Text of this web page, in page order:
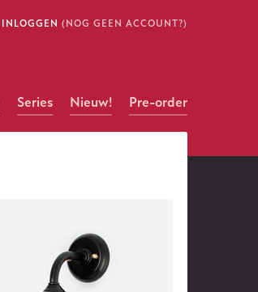
INLOGGEN (NOG GEEN ACCOUNT?)
Series Nieuw! Pre-order